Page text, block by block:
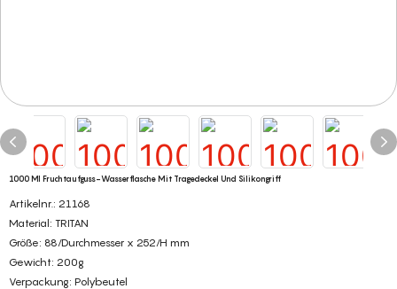
1000 Ml Fruchtaufguss-Wasserflasche Mit Tragedeckel Und Silikongriff
Artikelnr.: 21168
Material: TRITAN
Größe: 88/Durchmesser x 252/H mm
Gewicht: 200g
Verpackung: Polybeutel